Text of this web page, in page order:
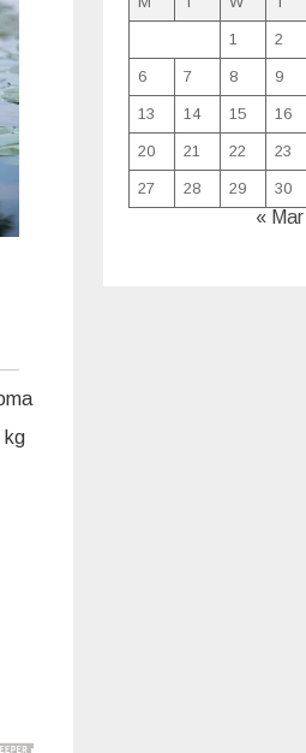
kg
1 2
6 7 8 9
13 14 15 16
20 21 22 23
27 28 29 30
« Mar